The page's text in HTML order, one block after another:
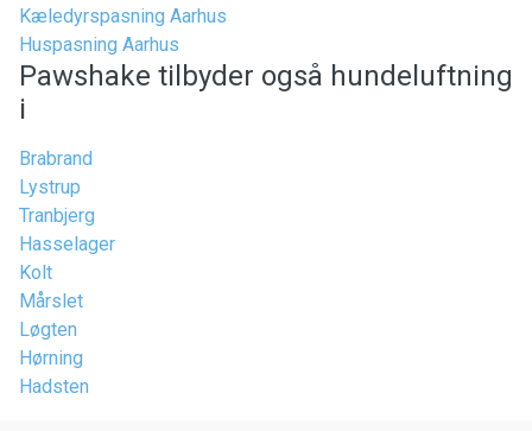
Kæledyrspasning Aarhus
Huspasning Aarhus
Pawshake tilbyder også hundeluftning
i
Brabrand
Lystrup
Tranbjerg
Hasselager
Kolt
Mårslet
Løgten
Hørning
Hadsten